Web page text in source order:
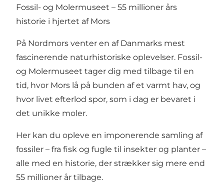
Fossil- og Molermuseet – 55 millioner års
historie i hjertet af Mors
På Nordmors venter en af Danmarks mest
fascinerende naturhistoriske oplevelser. Fossil-
og Molermuseet tager dig med tilbage til en
tid, hvor Mors lå på bunden af et varmt hav, og
hvor livet efterlod spor, som i dag er bevaret i
det unikke moler.
Her kan du opleve en imponerende samling af
fossiler – fra fisk og fugle til insekter og planter –
alle med en historie, der strækker sig mere end
55 millioner år tilbage.